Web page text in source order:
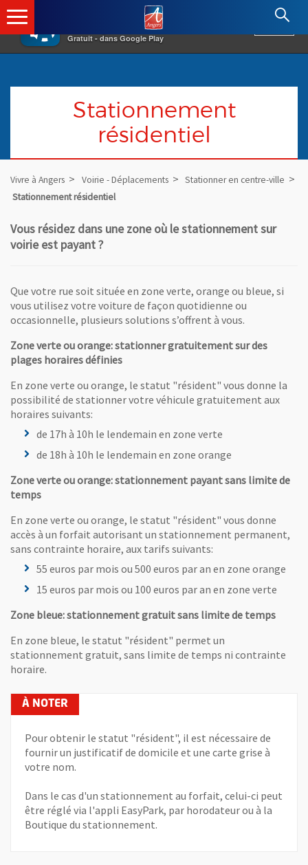
×
Gratuit - dans Google Play
Angers.fr : Retour à l'accueil
Stationnement
résidentiel
Vivre à Angers Voirie - Déplacements
Stationner en centre-ville
Stationnement résidentiel
Vous résidez dans une zone où le stationnement sur
voirie est payant ?
Que votre rue soit située en zone verte, orange ou bleue, si
vous utilisez votre voiture de façon quotidienne ou
occasionnelle, plusieurs solutions s’offrent à vous.
Zone verte ou orange: stationner gratuitement sur des
plages horaires définies
En zone verte ou orange, le statut "résident" vous donne la
possibilité de stationner votre véhicule gratuitement aux
horaires suivants:
de 17h à 10h le lendemain en zone verte
de 18h à 10h le lendemain en zone orange
Zone verte ou orange: stationnement payant sans limite de
temps
En zone verte ou orange, le statut "résident" vous donne
accès à un forfait autorisant un stationnement permanent,
sans contrainte horaire, aux tarifs suivants:
55 euros par mois ou 500 euros par an en zone orange
15 euros par mois ou 100 euros par an en zone verte
Zone bleue: stationnement gratuit sans limite de temps
En zone bleue, le statut "résident" permet un
stationnement gratuit, sans limite de temps ni contrainte
horaire.
Pour obtenir le statut "résident", il est nécessaire de
fournir un justificatif de domicile et une carte grise à
votre nom.
Dans le cas d'un stationnement au forfait, celui-ci peut
être réglé via l'appli EasyPark, par horodateur ou à la
Boutique du stationnement.